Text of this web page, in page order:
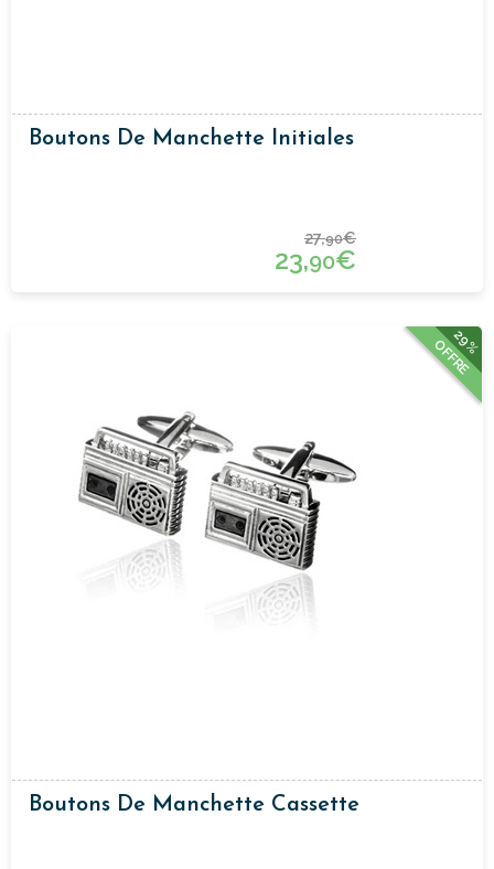
Boutons De Manchette Initiales
27,90€
23,90€
29%
OFFRE
Boutons De Manchette Cassette